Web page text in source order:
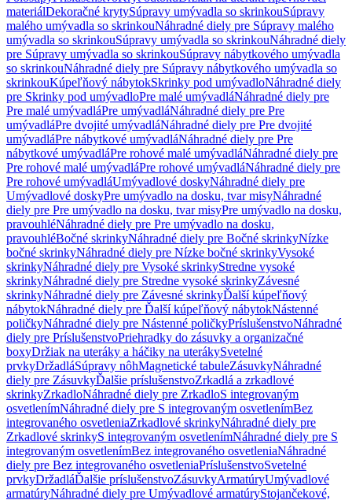
materiálDekoračné krytySúpravy umývadla so skrinkouSúpravy
malého umývadla so skrinkouNáhradné diely pre Súpravy malého
umývadla so skrinkouSúpravy umývadla so skrinkouNáhradné diely
pre Súpravy umývadla so skrinkouSúpravy nábytkového umývadla
so skrinkouNáhradné diely pre Súpravy nábytkového umývadla so
skrinkouKúpeľňový nábytokSkrinky pod umývadloNáhradné diely
pre Skrinky pod umývadloPre malé umývadláNáhradné diely pre
Pre malé umývadláPre umývadláNáhradné diely pre Pre
umývadláPre dvojité umývadláNáhradné diely pre Pre dvojité
umývadláPre nábytkové umývadláNáhradné diely pre Pre
nábytkové umývadláPre rohové malé umývadláNáhradné diely pre
Pre rohové malé umývadláPre rohové umývadláNáhradné diely pre
Pre rohové umývadláUmývadlové doskyNáhradné diely pre
Umývadlové doskyPre umývadlo na dosku, tvar misyNáhradné
diely pre Pre umývadlo na dosku, tvar misyPre umývadlo na dosku,
pravouhléNáhradné diely pre Pre umývadlo na dosku,
pravouhléBočné skrinkyNáhradné diely pre Bočné skrinkyNízke
bočné skrinkyNáhradné diely pre Nízke bočné skrinkyVysoké
skrinkyNáhradné diely pre Vysoké skrinkyStredne vysoké
skrinkyNáhradné diely pre Stredne vysoké skrinkyZávesné
skrinkyNáhradné diely pre Závesné skrinkyĎalší kúpeľňový
nábytokNáhradné diely pre Ďalší kúpeľňový nábytokNástenné
poličkyNáhradné diely pre Nástenné poličkyPríslušenstvoNáhradné
diely pre PríslušenstvoPriehradky do zásuvky a organizačné
boxyDržiak na uteráky a háčiky na uterákySvetelné
prvkyDržadláSúpravy nôhMagnetické tabuleZásuvkyNáhradné
diely pre ZásuvkyĎalšie príslušenstvoZrkadlá a zrkadlové
skrinkyZrkadloNáhradné diely pre ZrkadloS integrovaným
osvetlenímNáhradné diely pre S integrovaným osvetlenímBez
integrovaného osvetleniaZrkadlové skrinkyNáhradné diely pre
Zrkadlové skrinkyS integrovaným osvetlenímNáhradné diely pre S
integrovaným osvetlenímBez integrovaného osvetleniaNáhradné
diely pre Bez integrovaného osvetleniaPríslušenstvoSvetelné
prvkyDržadláĎalšie príslušenstvoZásuvkyArmatúryUmývadlové
armatúryNáhradné diely pre Umývadlové armatúryStojančekové,